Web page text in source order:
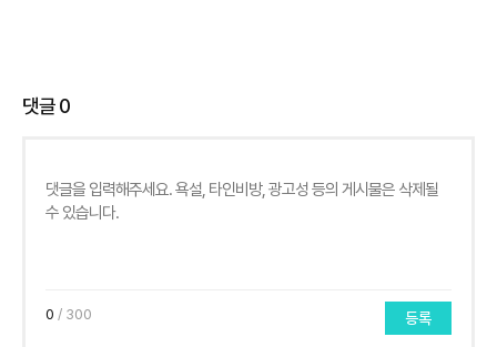
댓글0
0 / 300 등록